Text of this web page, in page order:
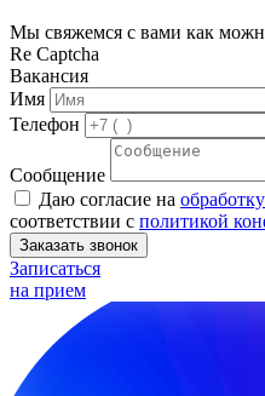
Мы свяжемся с вами как
Re Captcha
Вакансия
Имя
Телефон
Сообщение
Даю согласие на
соответствии с политикой
Заказать звонок
Записаться
на прием